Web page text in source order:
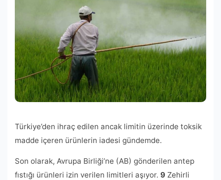
Türkiye’den ihraç edilen ancak limitin üzerinde toksik
madde içeren ürünlerin iadesi gündemde.
Son olarak, Avrupa Birliği’ne (AB) gönderilen antep
fıstığı ürünleri izin verilen limitleri aşıyor. 9 Zehirli